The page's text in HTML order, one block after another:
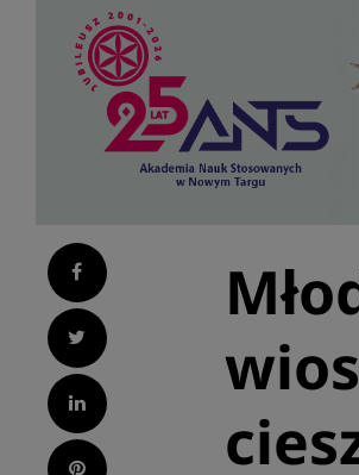
Facebook
Twitter
LinkedIn
Pinterest